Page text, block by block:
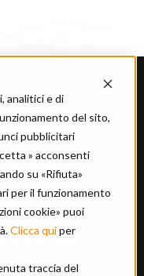
analitici e di
del sito,
pubblicitari
» acconsenti
su «Rifiuta»
per il funzionamento
cookie» puoi
Clicca quiper
traccia del
noi
TUO
che
ospedali,